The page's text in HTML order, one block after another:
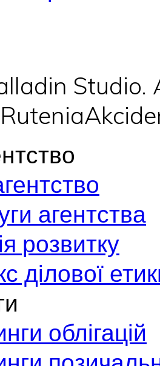
агентства
розвитку
ділової
облігацій